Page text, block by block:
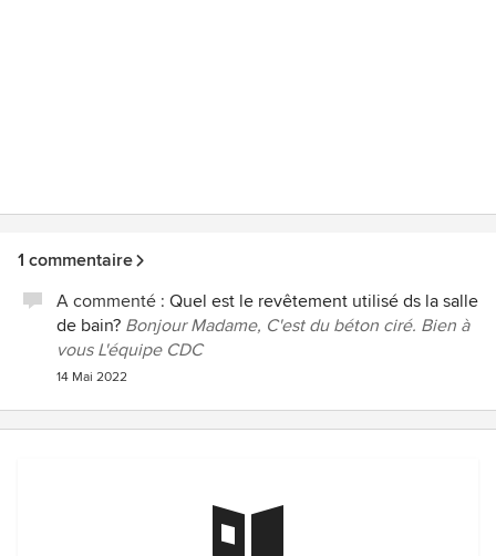
1 commentaire
A commenté : Quel est le revêtement utilisé ds la salle
de bain? Bonjour Madame, C'est du béton ciré. Bien à
vous L'équipe CDC
14 Mai 2022